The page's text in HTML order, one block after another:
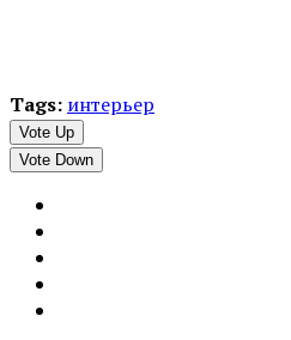
Tags: интерьер
Vote Up
Vote Down